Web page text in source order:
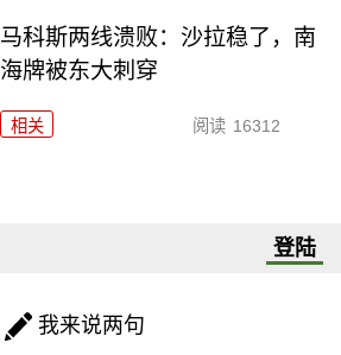
马科斯两线溃败：沙拉稳了，南
海牌被东大刺穿
相关 阅读 16312
登陆
我来说两句